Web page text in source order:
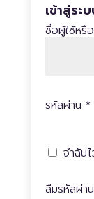
เข้าสู่ระ
ชื่อผู้ใช้หรื
รหัสผ่าน *
จำฉัน
ลืมรหัสผ่